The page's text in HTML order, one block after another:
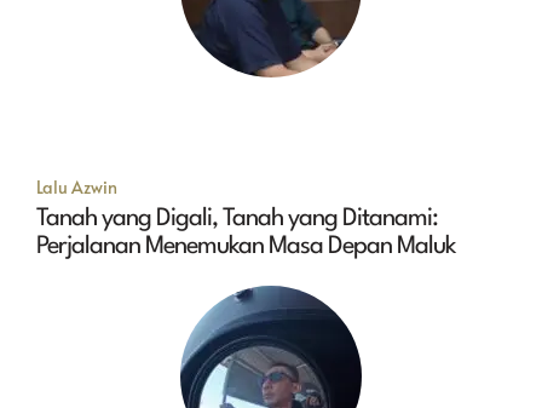
Lalu Azwin
Tanah yang Digali, Tanah yang Ditanami:
Perjalanan Menemukan Masa Depan Maluk